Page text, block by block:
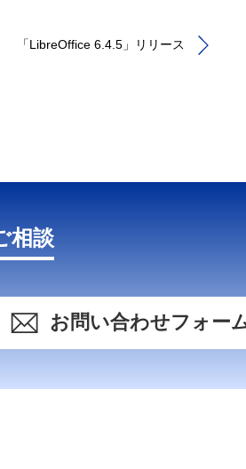
「LibreOffice 6.4.5」リリース
相談
お問い合わせフォー